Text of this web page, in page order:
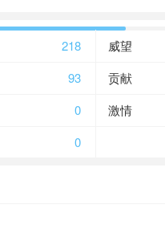
218
威望
93
贡献
0
激情
0